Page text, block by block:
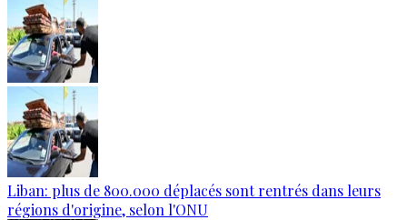
Liban: plus de 800.000 déplacés sont rentrés dans leurs
régions d'origine, selon l'ONU